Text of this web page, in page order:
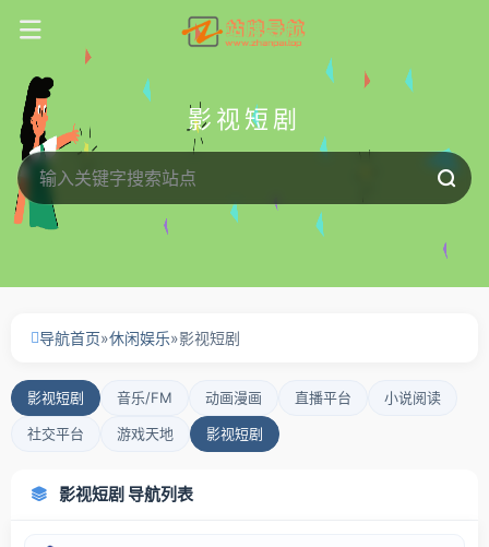
影视短剧
导航首页»休闲娱乐»影视短剧
影视短剧 音乐/FM 动画漫画 直播平台 小说阅读
社交平台 游戏天地 影视短剧
影视短剧 导航列表